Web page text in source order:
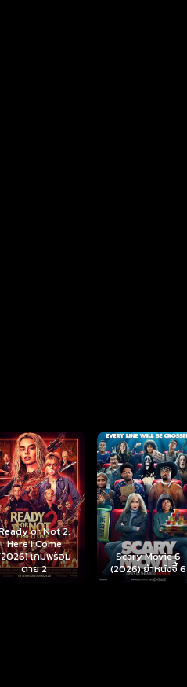
Scary Movie 6
ยำหนังจี้ 6
Disclosure Day
(2026) วันเปิดโปง
ไขปริศนาลวงโลก